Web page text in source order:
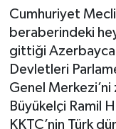
Cumhuriyet
beraberindeki
gittiği
Devletleri
Genel
Büyükelçi Ramil
KKTC’nin Türk
TEKNOLOJİ
TÜRKİYE
Haber Arşivi